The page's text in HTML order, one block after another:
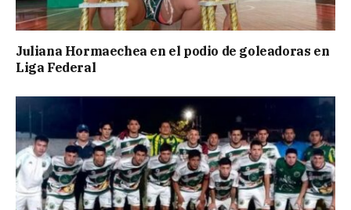
Juliana Hormaechea en el podio de goleadoras en
Liga Federal